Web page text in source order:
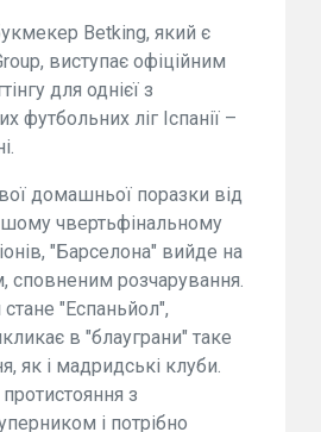
Betking, який є
виступає офіційним
для однієї з
футбольних ліг Іспанії –
домашньої поразки від
чвертьфінальному
"Барселона" вийде на
сповненим розчарування.
"Еспаньйол",
в "блауграни" таке
як і мадридські клуби.
з
і потрібно